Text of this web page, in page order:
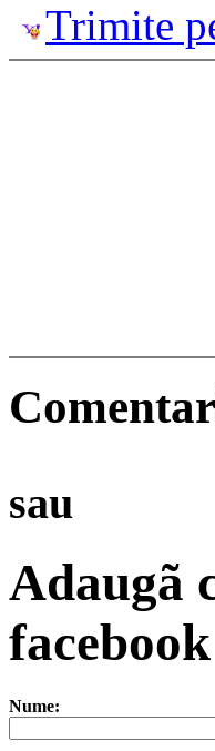
Trimite
sau
Adaugã
facebook
Nume: